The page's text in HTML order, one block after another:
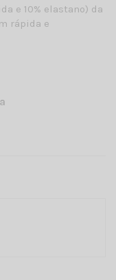
e 10% elastano) da
rápida e